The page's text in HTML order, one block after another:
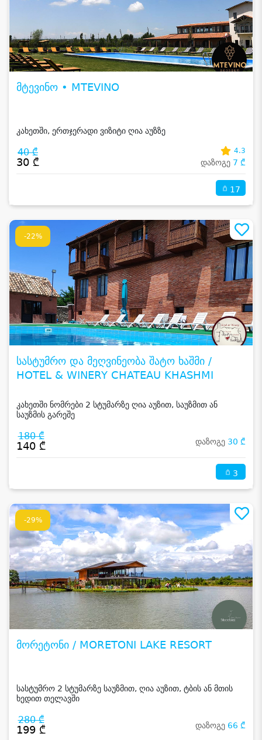
მტევინო • MTEVINO
კახეთში, ერთჯერადი ვიზიტი ღია აუზზე
40 ₾
30 ₾
4.3
დაზოგე 7 ₾
17
-22%
სასტუმრო და მეღვინეობა შატო ხაშმი /
HOTEL & WINERY CHATEAU KHASHMI
კახეთში ნომრები 2 სტუმარზე ღია აუზით, საუზმით ან
საუზმის გარეშე
180 ₾
140 ₾ დაზოგე 30 ₾
3
-29%
მორეტონი / MORETONI LAKE RESORT
სასტუმრო 2 სტუმარზე საუზმით, ღია აუზით, ტბის ან მთის
ხედით თელავში
280 ₾
199 ₾ დაზოგე 66 ₾